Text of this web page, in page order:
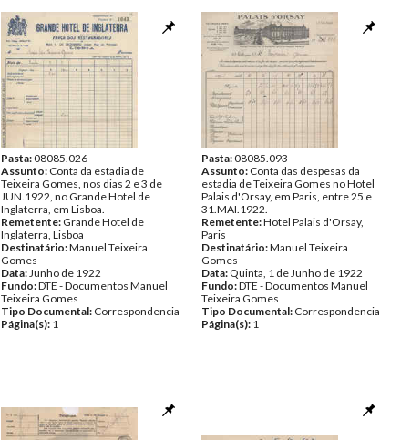
Data:
Terça, 23 de Maio de 1922
Fundo:DTE - Documentos Manuel
Teixeira Gomes
Tipo Documental:Correspondencia
Página(s):1
Pasta:08085.026
Assunto: Conta da estadia de
Teixeira Gomes, nos dias 2 e 3 de
JUN.1922, no Grande Hotel de
Inglaterra, em Lisboa.
Remetente: Grande Hotel de
Inglaterra, Lisboa
Destinatário:Manuel Teixeira
Gomes
Data:Junho de 1922
Fundo:DTE - Documentos Manuel
Teixeira Gomes
Tipo Documental: Correspondencia
Página(s): 1
Pasta:08085.093
Assunto: Conta das despesas da
estadia de Teixeira Gomes no Hotel
Palais d'Orsay, em Paris, entre 25 e
31.MAI.1922.
Remetente:Hotel Palais d'Orsay,
Paris
Destinatário:Manuel Teixeira
Gomes
Data: Quinta, 1 de Junho de 1922
Fundo:DTE - Documentos Manuel
Teixeira Gomes
Tipo Documental: Correspondencia
Página(s): 1